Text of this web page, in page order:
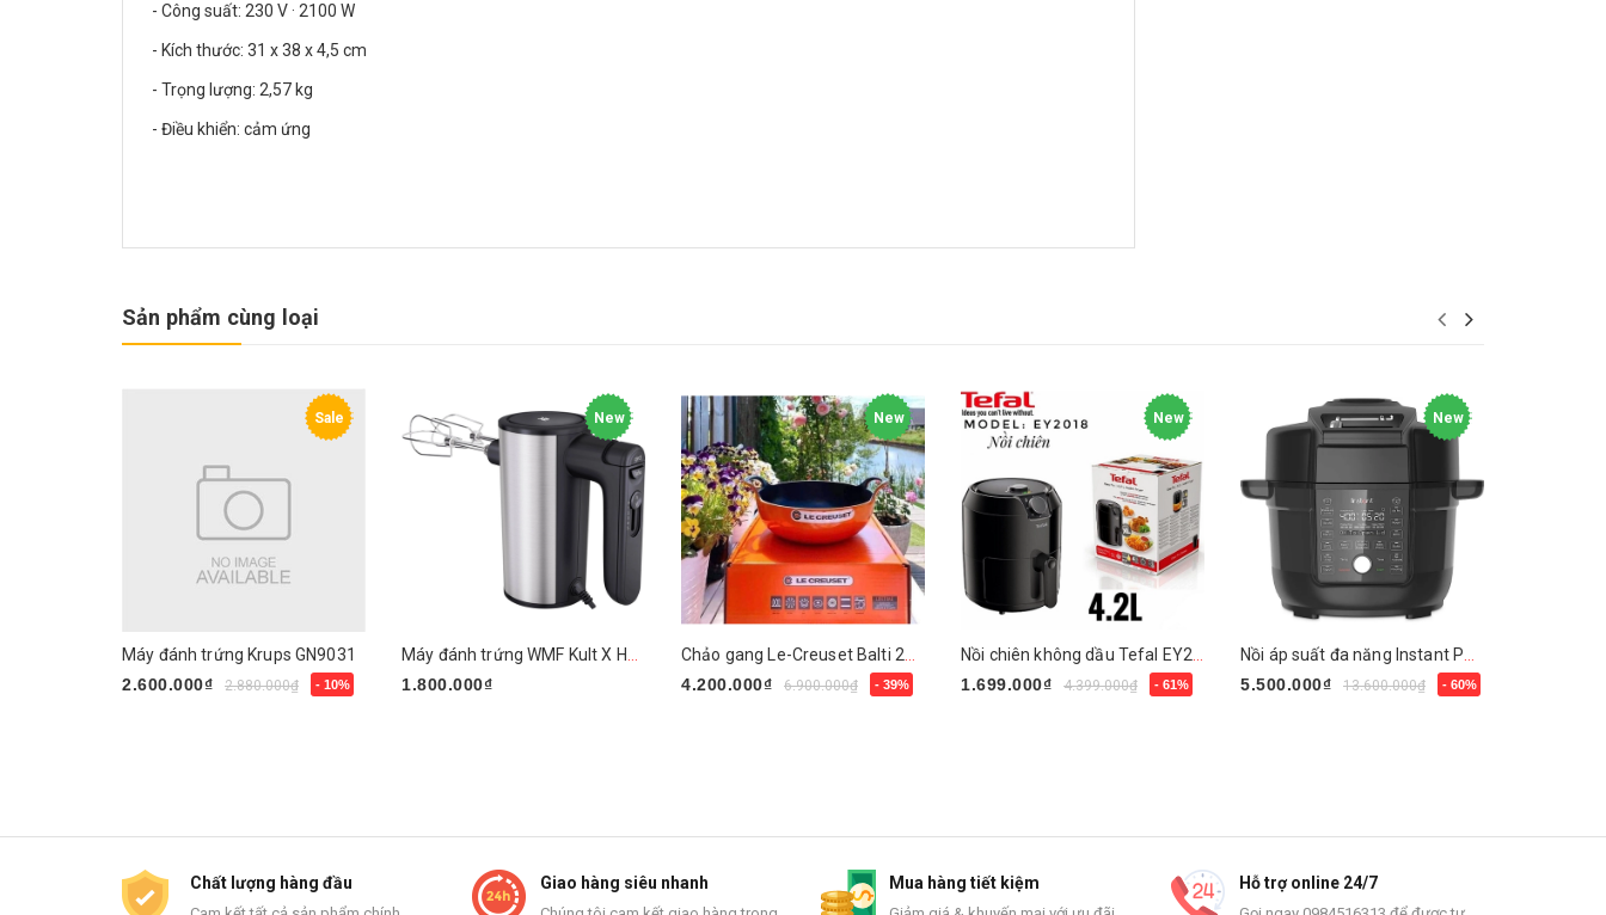
- Công suất: 230 V · 2100 W
- Kích thước: 31 x 38 x 4,5 cm
- Trọng lượng: 2,57 kg
- Điều khiển: cảm ứng
Sản phẩm cùng loại
Sale
Máy đánh trứng Krups GN9031
2.600.000₫
2.880.000₫ - 10%
New
1.800.000₫
New
4.200.000₫
6.900.000₫ - 39%
New
1.699.000₫
4.399.000₫ - 61%
New
5.500.000₫
13.600.000₫ - 60%
Chất lượng hàng đầu Giao hàng siêu nhanh Mua hàng tiết kiệm Hỗ trợ online 24/7